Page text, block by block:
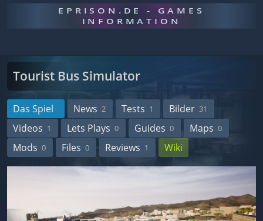
EPRISON.DE - GAMES
INFORMATION
Tourist Bus Simulator
Das Spiel News 2 Tests 1 Bilder 31
Videos 1 Lets Plays 0 Guides 0 Maps 0
Mods 0 Files 0 Reviews 1 Wiki